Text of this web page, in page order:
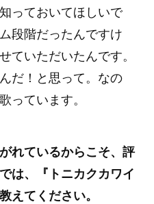
っておいてほしいで
段階だったんですけ
ていただいたんです。
だ！と思って。なの
っています。
れているからこそ、評
は、『トニカクカワイ
えてください。